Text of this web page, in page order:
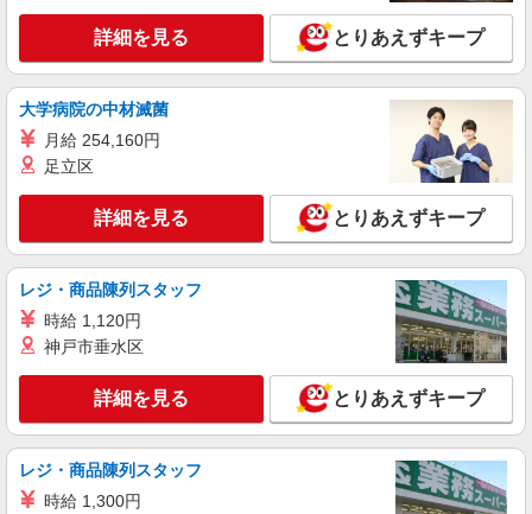
給(規定有) お友達を紹介頂くと, インセンティブ支
給(規定有) ゜・。○。・゜+゜・。○。・゜+゜
派遣社員 紹介予定派遣
株式会社シエロ
【楽天モバイル】の携帯販売スタッフ
時給1650円〜1850円（経験・能力による） ※
残業代支給 ★交通費別途支給（規定あり） ゜
+゜・。○。・゜+゜・。○。・゜+゜ 入社祝い金10
有）★ ゜・。○。・゜+゜・。○。・゜+゜
福岡県福岡市東区の楽天モバイルショップ
キープ 詳細を見る
派遣社員 紹介予定派遣
株式会社シエロ
【ソフトバンク】の店舗スタッフ
月給209815円〜285143円（経験・能力によ
る） ※残業代支給 ★交通費別途支給（規定あり）
゜+゜・。○。・゜+゜・。○。・゜+゜ 入社祝い金
10万円支給(規定有) お友達を紹介頂くと, インセン
ティブ支給(規定有) ゜・。○。・゜+゜・。
○。・゜+゜
福岡県福岡市東区のsoftbankショップ
キープ 詳細を見る
詳細を見る とりあえずキープ
大学病院の中材滅菌
月給 254,160円
足立区
詳細を見る とりあえずキープ
レジ・商品陳列スタッフ
時給 1,120円
神戸市垂水区
詳細を見る とりあえずキープ
レジ・商品陳列スタッフ
時給 1,300円